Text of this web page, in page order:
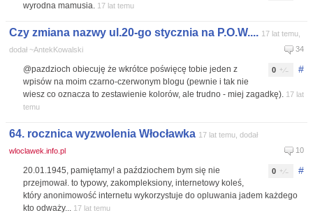
wyrodna mamusia. 17 lat temu
Czy zmiana nazwy ul.20-go stycznia na P.O.W.... 17 lat temu,
dodał ~AntekKowalski
34
#
0
@pazdzioch obiecuję że wkrótce poświęcę tobie jeden z
wpisów na moim czarno-czerwonym blogu (pewnie i tak nie
wiesz co oznacza to zestawienie kolorów, ale trudno - miej zagadkę). 17 lat
temu
64. rocznica wyzwolenia Włocławka 17 lat temu, dodał
wloclawek.info.pl
10
#
0
20.01.1945, pamiętamy! a paździochem bym się nie
przejmował. to typowy, zakompleksiony, internetowy koleś,
który anonimowość internetu wykorzystuje do opluwania jadem każdego
kto odważy... 17 lat temu